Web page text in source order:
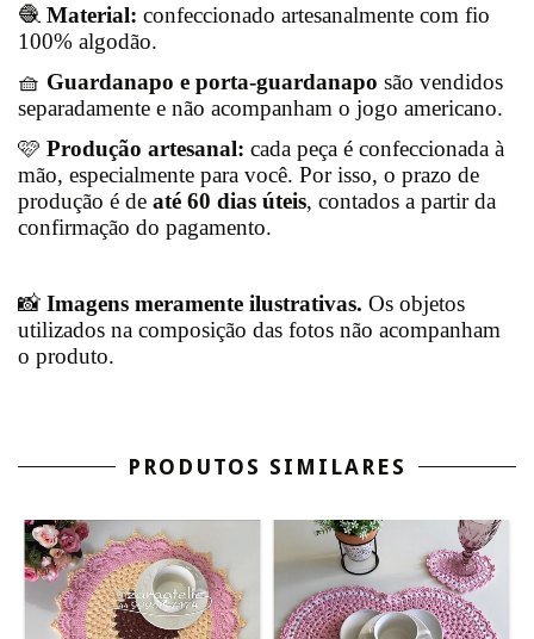
🧶 Material: confeccionado artesanalmente com fio
100% algodão.
🧺 Guardanapo e porta-guardanapo são vendidos
separadamente e não acompanham o jogo americano.
🩷 Produção artesanal: cada peça é confeccionada à
mão, especialmente para você. Por isso, o prazo de
produção é de até 60 dias úteis, contados a partir da
confirmação do pagamento.
📸 Imagens meramente ilustrativas. Os objetos
utilizados na composição das fotos não acompanham
o produto.
PRODUTOS SIMILARES